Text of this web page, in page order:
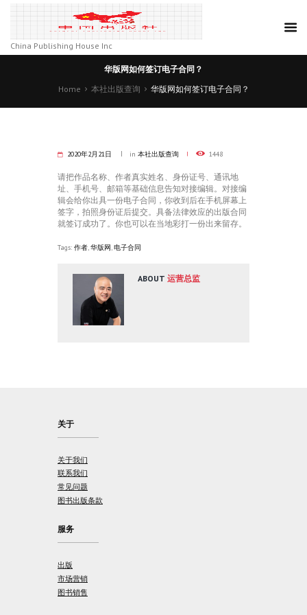
China Publishing House Inc
华版网如何签订电子合同？
Home
本社出版查询 华版网如何签订电子合同？
2020年2月21日 in 本社出版查询 1448
请把作品名称、作者真实姓名、身份证号、通讯地
址、手机号、邮箱等基础信息告知对接编辑。对接编
辑会给你出具一份电子合同，你收到后在手机屏幕上
签字，拍照身份证后提交。具备法律效应的出版合同
就签订成功了。你也可以在当地彩打一份出来留存。
Tags: 作者,华版网,电子合同
ABOUT运营总监
关于
关于我们
联系我们
常见问题
图书出版条款
服务
出版
市场营销
图书销售